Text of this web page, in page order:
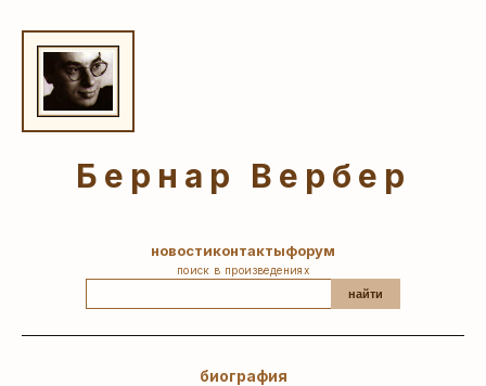
Бернар Вербер
новостиконтактыфорум
поиск в произведениях
найти
биография